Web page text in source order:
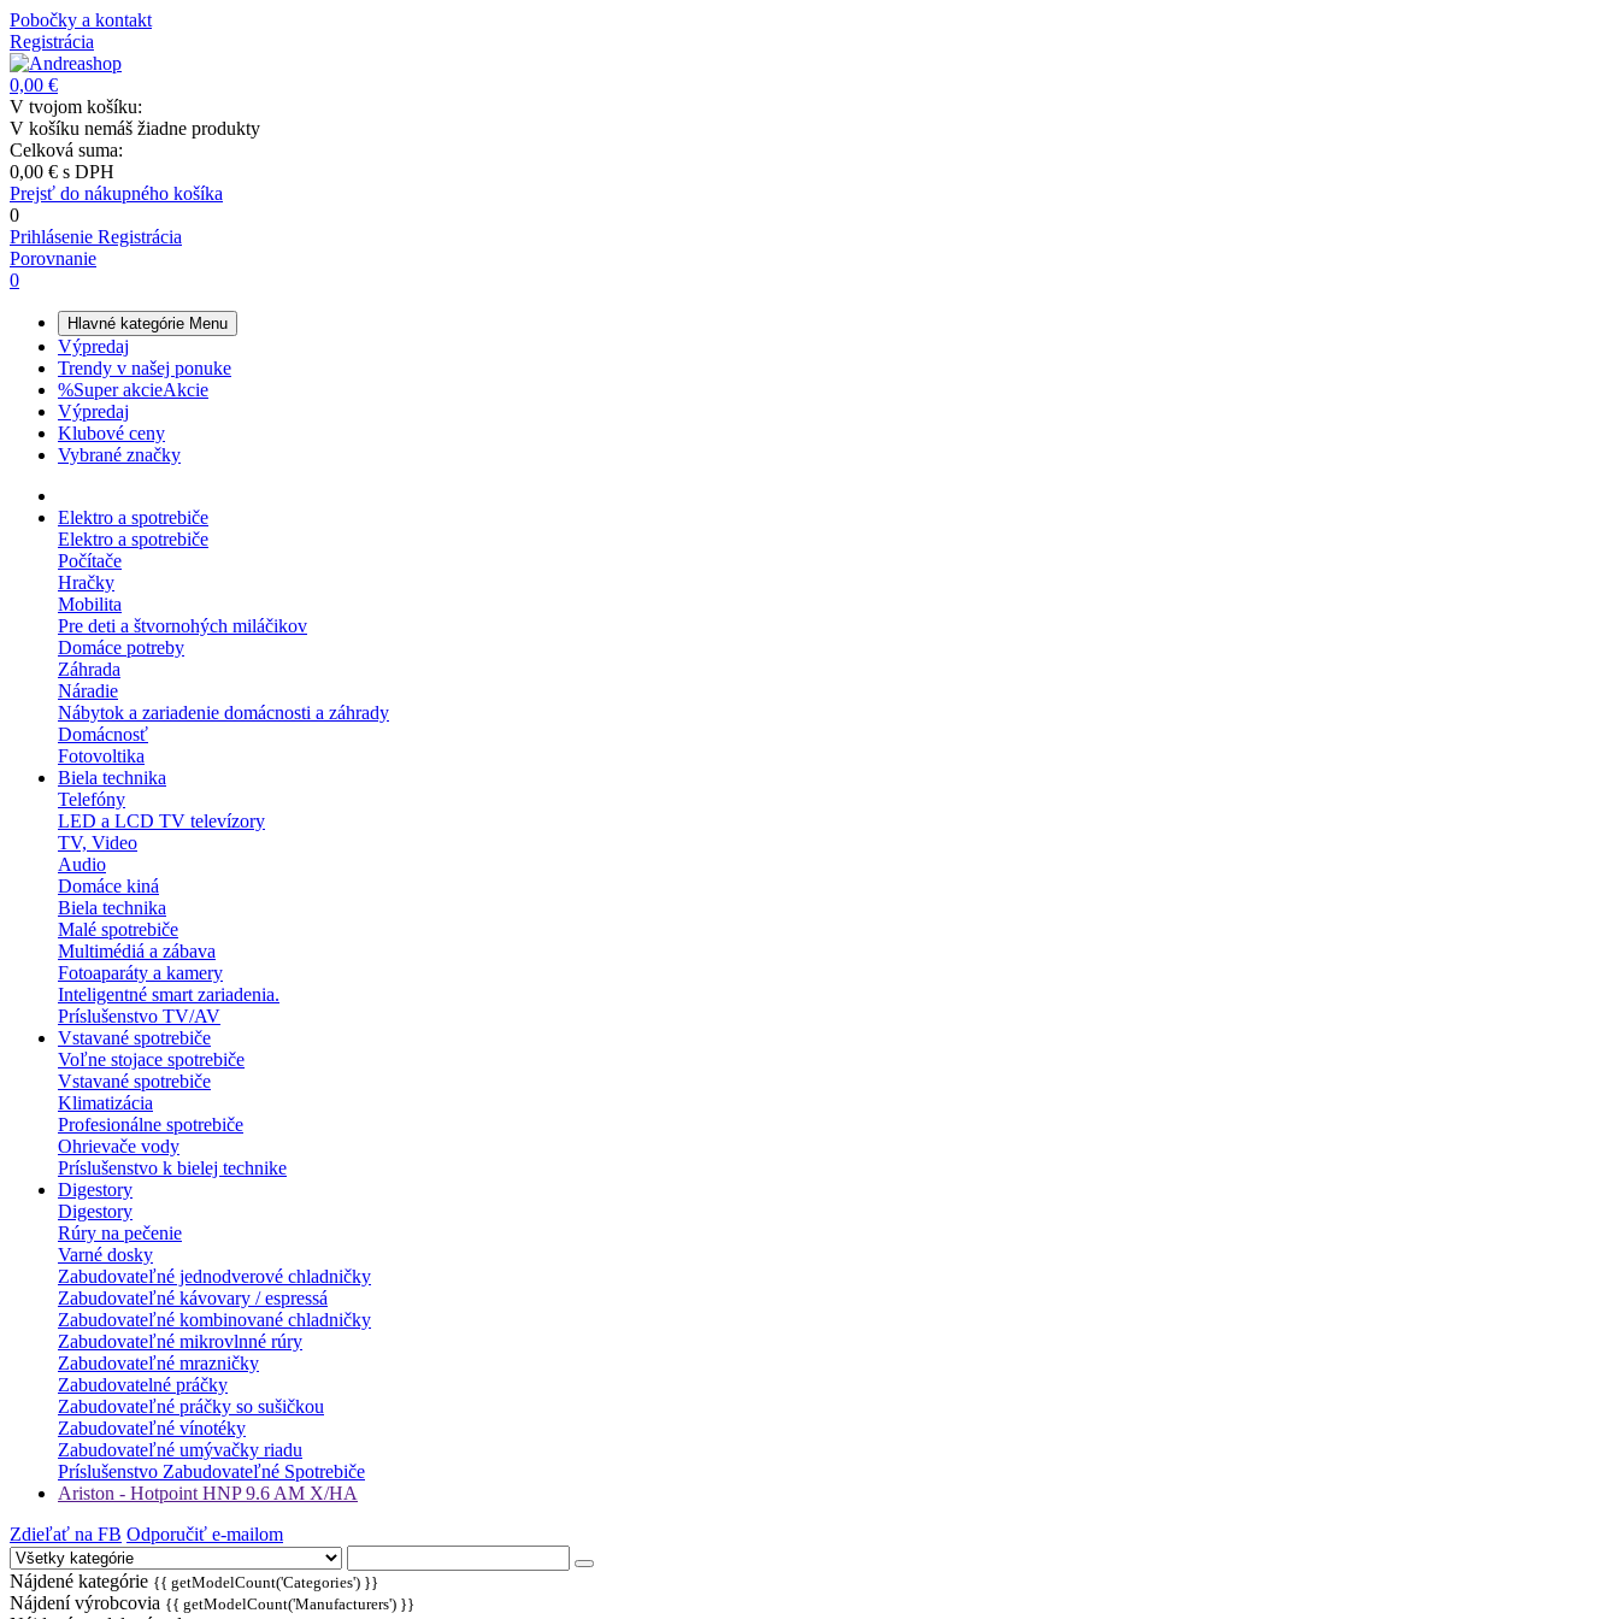
Pobočky a kontakt
Registrácia
0,00 €
V tvojom košíku:
V košíku nemáš žiadne produkty
Celková suma:
0,00 € s DPH
Prejsť do nákupného košíka
0
Prihlásenie Registrácia
Porovnanie
0
Hlavné kategórie Menu
Výpredaj
Trendy v našej ponuke
%Super akcieAkcie
Výpredaj
Klubové ceny
Vybrané značky
Elektro a spotrebiče
Elektro a spotrebiče
Počítače
Hračky
Mobilita
Pre deti a štvornohých miláčikov
Domáce potreby
Záhrada
Náradie
Nábytok a zariadenie domácnosti a záhrady
Domácnosť
Fotovoltika
Biela technika
Telefóny
LED a LCD TV televízory
TV, Video
Audio
Domáce kiná
Biela technika
Malé spotrebiče
Multimédiá a zábava
Fotoaparáty a kamery
Inteligentné smart zariadenia.
Príslušenstvo TV/AV
Vstavané spotrebiče
Voľne stojace spotrebiče
Vstavané spotrebiče
Klimatizácia
Profesionálne spotrebiče
Ohrievače vody
Príslušenstvo k bielej technike
Digestory
Digestory
Rúry na pečenie
Varné dosky
Zabudovateľné jednodverové chladničky
Zabudovateľné kávovary / espressá
Zabudovateľné kombinované chladničky
Zabudovateľné mikrovlnné rúry
Zabudovateľné mrazničky
Zabudovatelné práčky
Zabudovateľné práčky so sušičkou
Zabudovateľné vínotéky
Zabudovateľné umývačky riadu
Príslušenstvo Zabudovateľné Spotrebiče
Ariston - Hotpoint HNP 9.6 AM X/HA
Zdieľať na FB Odporučiť e-mailom
Nájdené kategórie {{ getModelCount('Categories') }}
Nájdení výrobcovia {{ getModelCount('Manufacturers') }}